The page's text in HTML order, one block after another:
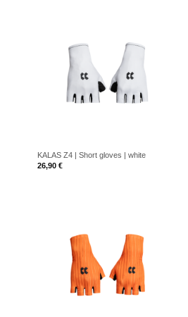
KALAS Z4 | Short gloves | white
26,90 €